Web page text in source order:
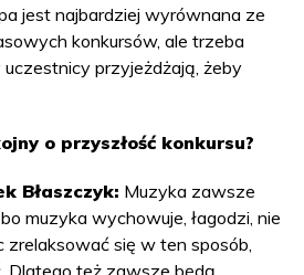
jest najbardziej wyrównana ze
konkursów, ale trzeba
przyjeżdżają, żeby
o przyszłość konkursu?
Błaszczyk: Muzyka zawsze
muzyka wychowuje, łagodzi, nie
zrelaksować się w ten sposób,
Dlatego też zawsze będą